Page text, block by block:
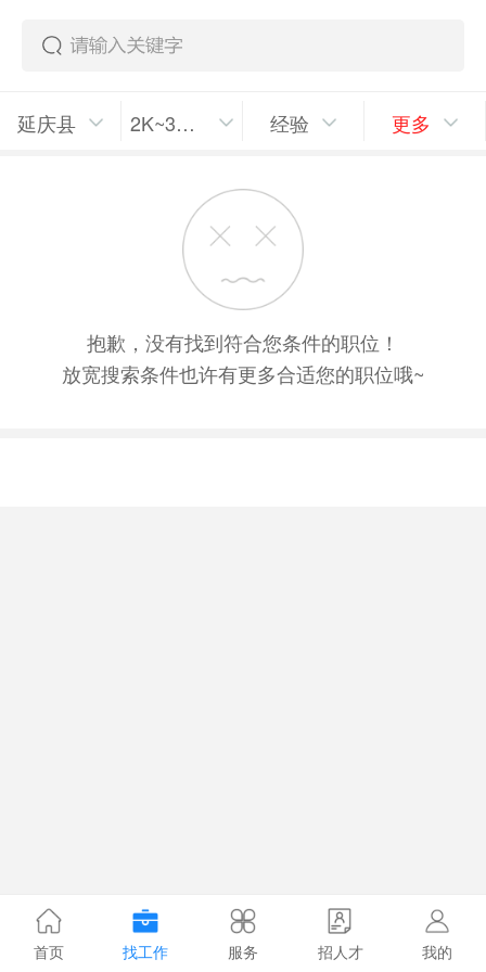
延庆县 2K~3K/月 经验 更多
抱歉，没有找到符合您条件的职位！
放宽搜索条件也许有更多合适您的职位哦~
首页 找工作 服务 招人才 我的